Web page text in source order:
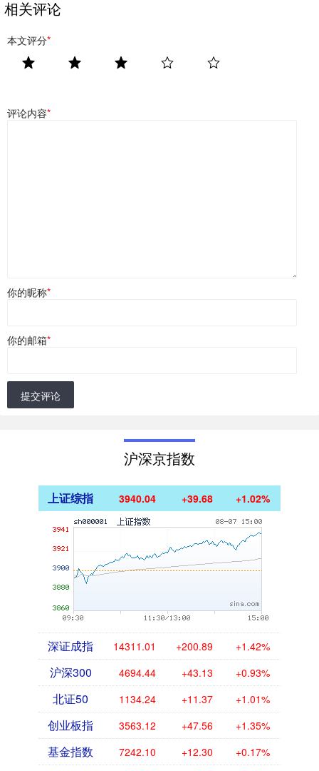
相关评论
本文评分*
评论内容*
你的昵称*
你的邮箱*
提交评论
沪深京指数
上证综指 3940.04 +39.68 +1.02%
深证成指 14311.01 +200.89 +1.42%
沪深300 4694.44 +43.13 +0.93%
北证50 1134.24 +11.37 +1.01%
创业板指 3563.12 +47.56 +1.35%
基金指数 7242.10 +12.30 +0.17%